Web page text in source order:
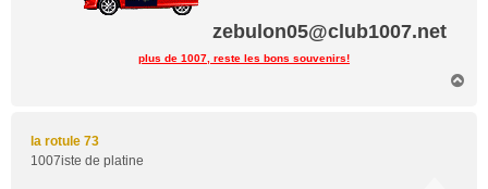
zebulon05@club1007.net
plus de 1007, reste les bons souvenirs!
la rotule 73
1007iste de platine